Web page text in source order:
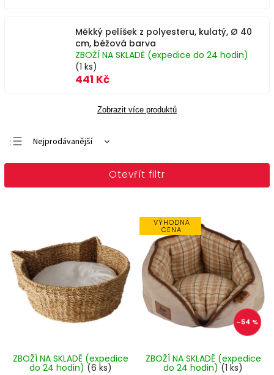
Měkký pelíšek z polyesteru, kulatý, Ø 40
cm, béžová barva
ZBOŽÍ NA SKLADĚ (expedice do 24 hodin)
(1 ks)
441 Kč
Zobrazit více produktů
Doporučujeme
Nejprodávanější
Otevřít filtr
ZBOŽÍ NA SKLADĚ (expedice
do 24 hodin) (6 ks)
VÝHODNÁ
CENA
–54 %
ZBOŽÍ NA SKLADĚ (expedice
do 24 hodin)(1 ks)